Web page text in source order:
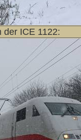
der ICE 1122: